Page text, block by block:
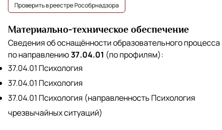
Проверить в реестре Рособрнадзора
Материально-техническое обеспечение
Сведения об оснащённости образовательного процесса
по направлению37.04.01 (по профилям):
37.04.01 Психология
37.04.01 Психология
37.04.01 Психология (направленность Психология
чрезвычайных ситуаций)